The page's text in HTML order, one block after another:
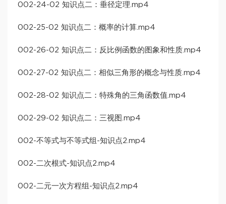
002-24-02 知识点二：垂径定理.mp4
002-25-02 知识点二：概率的计算.mp4
002-26-02 知识点二：反比例函数的图象和性质.mp4
002-27-02 知识点二：相似三角形的概念与性质.mp4
002-28-02 知识点二：特殊角的三角函数值.mp4
002-29-02 知识点二：三视图.mp4
002-不等式与不等式组-知识点2.mp4
002-二次根式-知识点2.mp4
002-二元一次方程组-知识点2.mp4